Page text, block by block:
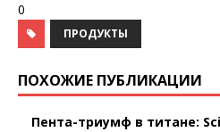
0
ПРОДУКТЫ
ПОХОЖИЕ ПУБЛИКАЦИИ
Пента-триумф в титане: